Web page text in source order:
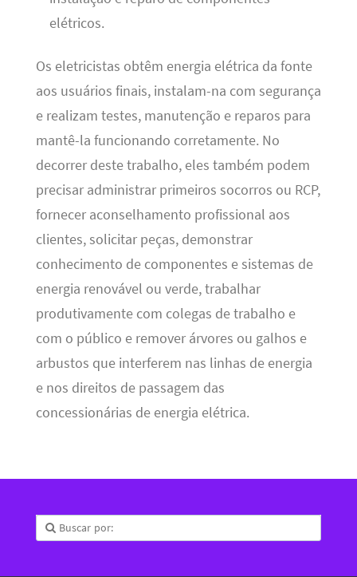
elétricos.
Os eletricistas obtêm energia elétrica da fonte
aos usuários finais, instalam-na com segurança
e realizam testes, manutenção e reparos para
mantê-la funcionando corretamente. No
decorrer deste trabalho, eles também podem
precisar administrar primeiros socorros ou RCP,
fornecer aconselhamento profissional aos
clientes, solicitar peças, demonstrar
conhecimento de componentes e sistemas de
energia renovável ou verde, trabalhar
produtivamente com colegas de trabalho e
com o público e remover árvores ou galhos e
arbustos que interferem nas linhas de energia
e nos direitos de passagem das
concessionárias de energia elétrica.